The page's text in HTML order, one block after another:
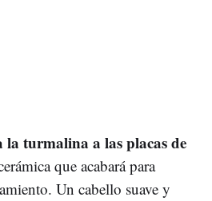
turmalina a las placas de
que acabará para
Un cabello suave y